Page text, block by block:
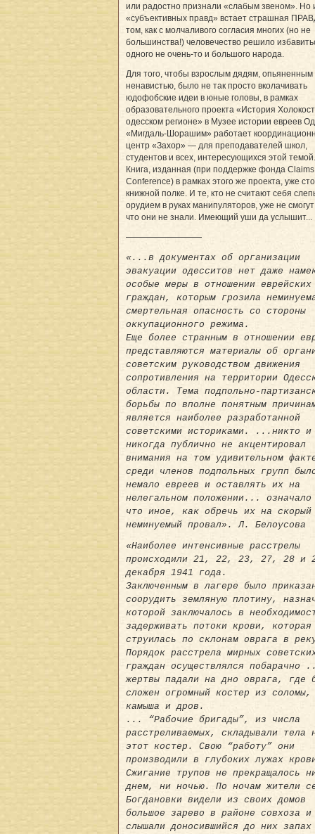
или радостно признали «слабым звеном». Но
«субъективных правд» встает страшная
том, как с молчаливого согласия многих (но не
большинства!) человечество решило
одного не очень-то и большого народа.
Для того, чтобы взрослым дядям, опьяненным
ненавистью, было не так просто вколачивать
юдофобские идеи в юные головы, в рамках
образовательного проекта «История
одесском регионе» в Музее истории евреев
«Мигдаль-Шорашим» работает
центр «Захор» — для преподавателей школ,
студентов и всех, интересующихся этой темой.
Книга, изданная (при поддержке фонда Claims
Conference) в рамках этого же проекта, уже
книжной полке. И те, кто не считают себя
орудием в руках манипуляторов, уже не смогут
что они не знали. Имеющий уши да услышит...
—————————
«...в документах об организации
эвакуации одесситов нет даже
особые меры в отношении еврейских
граждан, которым грозила
смертельная опасность со стороны
оккупационного режима.
Еще более странным в отношении
представляются материалы об
советским руководством движения
сопротивления на территории
области. Тема подпольно-
борьбы по вполне понятным
является наиболее разработанной
советскими историками. ...никто и
никогда публично не акцентировал
внимания на том удивительном
среди членов подпольных групп
немало евреев и оставлять их на
нелегальном положении... означало
что иное, как обречь их на скорый
неминуемый провал». Л. Белоусова
«Наиболее интенсивные расстрелы
происходили 21, 22, 23, 27, 28 и
декабря 1941 года.
Заключенным в лагере было
соорудить земляную плотину,
которой заключалось в
задерживать потоки крови, которая
струилась по склонам оврага в
Порядок расстрела мирных
граждан осуществлялся побарачно
жертвы падали на дно оврага, где
сложен огромный костер из соломы,
камыша и дров.
... “Рабочие бригады”, из числа
расстреливаемых, складывали тела
этот костер. Свою “работу” они
производили в глубоких лужах
Сжигание трупов не прекращалось
днем, ни ночью. По ночам жители
Богдановки видели из своих домов
большое зарево в районе совхоза и
слышали доносившийся до них запах